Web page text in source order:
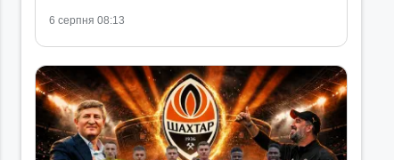
6 серпня 08:13